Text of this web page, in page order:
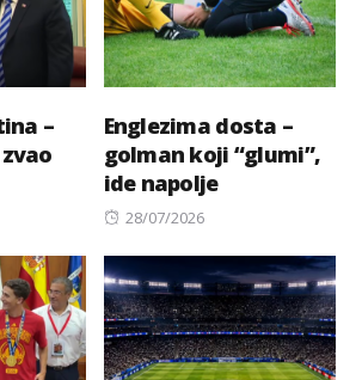
–
Englezima dosta –
golman koji “glumi”,
ide napolje
Posted
28/07/2026